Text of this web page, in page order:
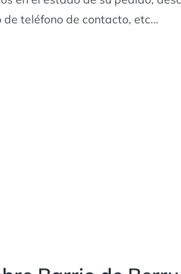
de teléfono de contacto, etc…